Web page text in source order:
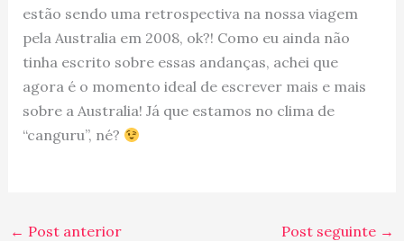
estão sendo uma retrospectiva na nossa viagem
pela Australia em 2008, ok?! Como eu ainda não
tinha escrito sobre essas andanças, achei que
agora é o momento ideal de escrever mais e mais
sobre a Australia! Já que estamos no clima de
“canguru”, né?
← Post anterior Post seguinte →